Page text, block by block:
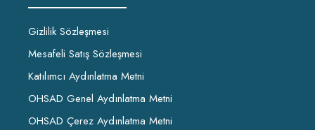
Gizlilik Sözleşmesi
Mesafeli Satış Sözleşmesi
Katılımcı Aydınlatma Metni
OHSAD Genel Aydınlatma Metni
OHSAD Çerez Aydınlatma Metni